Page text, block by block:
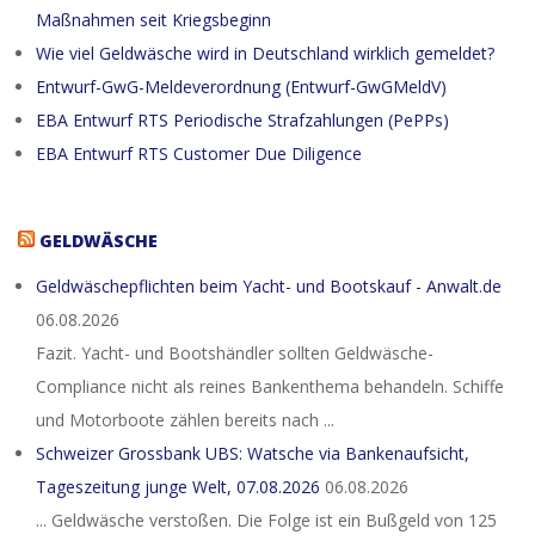
Maßnahmen seit Kriegsbeginn
Wie viel Geldwäsche wird in Deutschland wirklich gemeldet?
Entwurf-GwG-Meldeverordnung (Entwurf-GwGMeldV)
EBA Entwurf RTS Periodische Strafzahlungen (PePPs)
EBA Entwurf RTS Customer Due Diligence
GELDWÄSCHE
Geldwäschepflichten beim Yacht- und Bootskauf - Anwalt.de
06.08.2026
Fazit. Yacht- und Bootshändler sollten Geldwäsche-
Compliance nicht als reines Bankenthema behandeln. Schiffe
und Motorboote zählen bereits nach ...
Schweizer Grossbank UBS: Watsche via Bankenaufsicht,
Tageszeitung junge Welt, 07.08.2026 06.08.2026
... Geldwäsche verstoßen. Die Folge ist ein Bußgeld von 125